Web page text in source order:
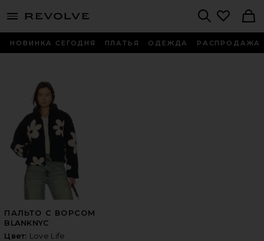
menu - shows more content
НОВИНКА СЕГОДНЯ ПЛАТЬЯ ОДЕЖДА РАСПРОДАЖА
ПАЛЬТО С ВОРСОМ
BLANKNYC
Цвет: Love Life